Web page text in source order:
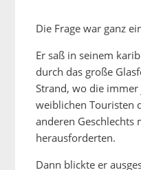
Die Frage war ganz
Er saß in seinem
durch das große
Strand, wo die
weiblichen Touristen
anderen
herausforderten.
Dann blickte er